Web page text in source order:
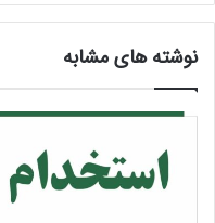
نوشته های مشابه